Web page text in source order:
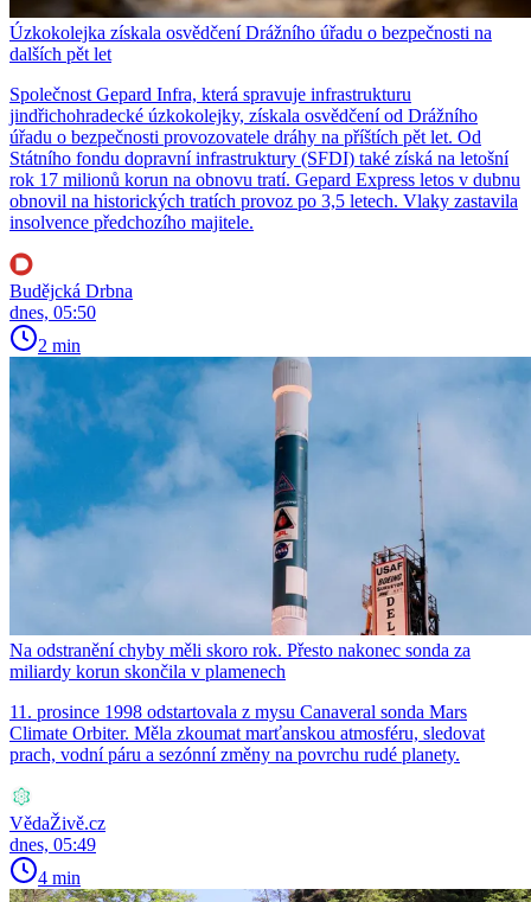
Úzkokolejka získala osvědčení Drážního úřadu o bezpečnosti na
dalších pět let
Společnost Gepard Infra, která spravuje infrastrukturu
jindřichohradecké úzkokolejky, získala osvědčení od Drážního
úřadu o bezpečnosti provozovatele dráhy na příštích pět let. Od
Státního fondu dopravní infrastruktury (SFDI) také získá na letošní
rok 17 milionů korun na obnovu tratí. Gepard Express letos v dubnu
obnovil na historických tratích provoz po 3,5 letech. Vlaky zastavila
insolvence předchozího majitele.
Budějcká Drbna
dnes, 05:50
2 min
Na odstranění chyby měli skoro rok. Přesto nakonec sonda za
miliardy korun skončila v plamenech
11. prosince 1998 odstartovala z mysu Canaveral sonda Mars
Climate Orbiter. Měla zkoumat marťanskou atmosféru, sledovat
prach, vodní páru a sezónní změny na povrchu rudé planety.
VědaŽivě.cz
dnes, 05:49
4 min